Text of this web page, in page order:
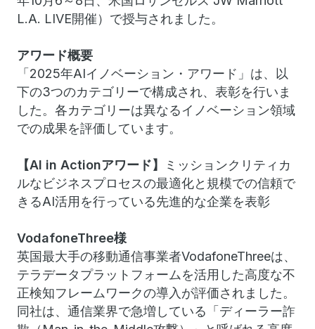
L.A. LIVE開催）で授与されました。
アワード概要
「2025年AIイノベーション・アワード」は、以
下の3つのカテゴリーで構成され、表彰を行いま
した。各カテゴリーは異なるイノベーション領域
での成果を評価しています。
【AI in Actionアワード】
ミッションクリティカ
ルなビジネスプロセスの最適化と規模での信頼で
きるAI活用を行っている先進的な企業を表彰
VodafoneThree様
英国最大手の移動通信事業者VodafoneThreeは、
テラデータプラットフォームを活用した高度な不
正検知フレームワークの導入が評価されました。
同社は、通信業界で急増している「ディーラー詐